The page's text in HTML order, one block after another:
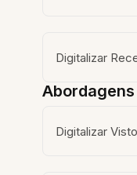
Digitalizar
Digitalizar